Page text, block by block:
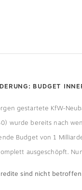
BUDGET
gestartete KfW-
wurde bereits nach
Budget von 1
ausgeschöpft.
sind nicht betroffen